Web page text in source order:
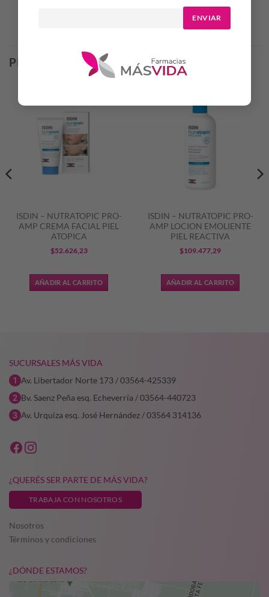
ENVIAR
Productos Relacionados
PRODUCTOS RELACIONADOS
ISDIN – NUTRATOPIC PRO-
AMP CREMA FACIAL PIEL
ATOPICA
$52.626,23
AÑADIR AL CARRITO
ISDIN – NUTRATOPIC PRO-
AMP LOCION EMOLIENTE
PIEL REACTIVA
$109.477,29
AÑADIR AL CARRITO
SUCURSALES MÁS VIDA
Av. Libertador Norte 173 / 03564-425339
Bv. Saenz Peña esq. Echeverría / 03564-440723
Av. Urquiza esq. José Hernández / 03564 314136
¿QUERÉS SER PARTE DE MÁS VIDA?
TRABAJA CON NOSOTROS
Nosotros
Términos y condiciones
¿DÓNDE ESTAMOS?